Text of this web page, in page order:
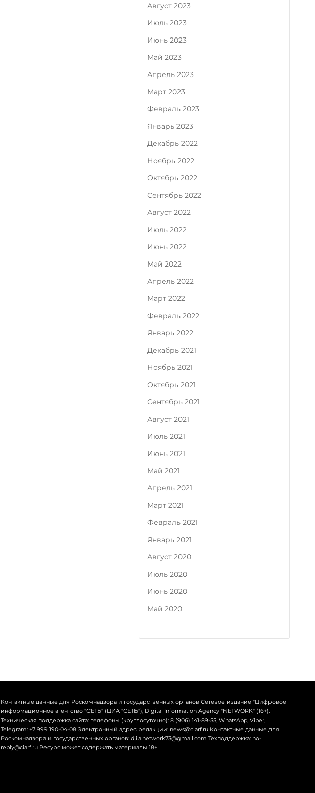
Август 2023
Июль 2023
Июнь 2023
Май 2023
Апрель 2023
Март 2023
Февраль 2023
Январь 2023
Декабрь 2022
Ноябрь 2022
Октябрь 2022
Сентябрь 2022
Август 2022
Июль 2022
Июнь 2022
Май 2022
Апрель 2022
Март 2022
Февраль 2022
Январь 2022
Декабрь 2021
Ноябрь 2021
Октябрь 2021
Сентябрь 2021
Август 2021
Июль 2021
Июнь 2021
Май 2021
Апрель 2021
Март 2021
Февраль 2021
Январь 2021
Август 2020
Июль 2020
Июнь 2020
Май 2020
Контактные данные для Роскомнадзора и государственных органов Сетевое издание "Цифровое
информационное агентство "СЕТЬ" (ЦИА "СЕТЬ"), Digital Information Agency "NETWORK" (16+).
Техническая поддержка сайта: телефоны (круглосуточно): 8 (906) 141-89-55, WhatsApp, Viber,
Telegram: +7 999 190-04-08 Электронный адрес редакции: news@ciarf.ru Контактные данные для
Роскомнадзора и государственных органов: d.i.a.network73@gmail.com Техподдержка: no-
reply@ciarf.ru Ресурс может содержать материалы 18+